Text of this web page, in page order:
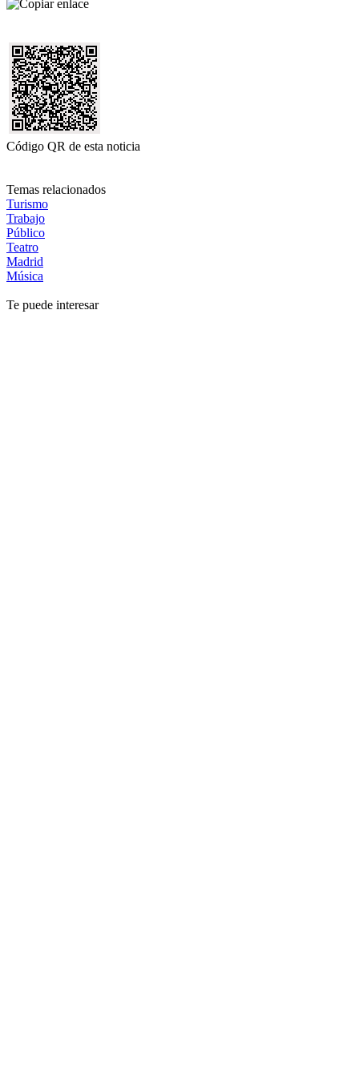
Código QR de esta noticia
Temas relacionados
Turismo
Trabajo
Público
Teatro
Madrid
Música
Te puede interesar